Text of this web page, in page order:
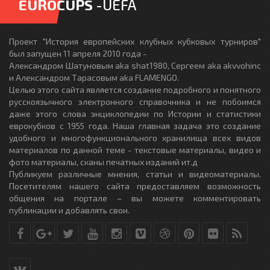
EUROCUPS -UEFA
Проект "История европейских клубных кубковых турниров"
был запущен 11 апреля 2010 года -
Александром Шатуновым aka shat1980, Сергеем aka akvvohinc
и Александром Тарасовым aka FLAMENGO.
Целью этого сайта является создание подробного и понятного
русскоязычного электронного справочника и не побоимся
даже этого слова энциклопедии по Истории и статистики
еврокубков с 1955 года. Наша главная задача это создание
удобного и многофункционального хранилища всех видов
материалов по данной теме - текстовые материалы, видео и
фото материалы, сканы печатных изданий ит.д
Публикуем различные мнения, статьи и видеоматериалы.
Посетителям нашего сайта предоставляем возможность
общения на портале – вы можете комментировать
публикации и добавлять свои.